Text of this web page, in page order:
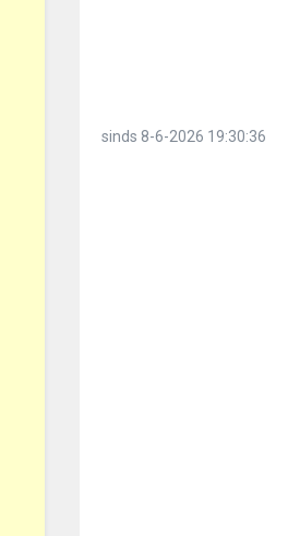
sinds 8-6-2026 19:30:36